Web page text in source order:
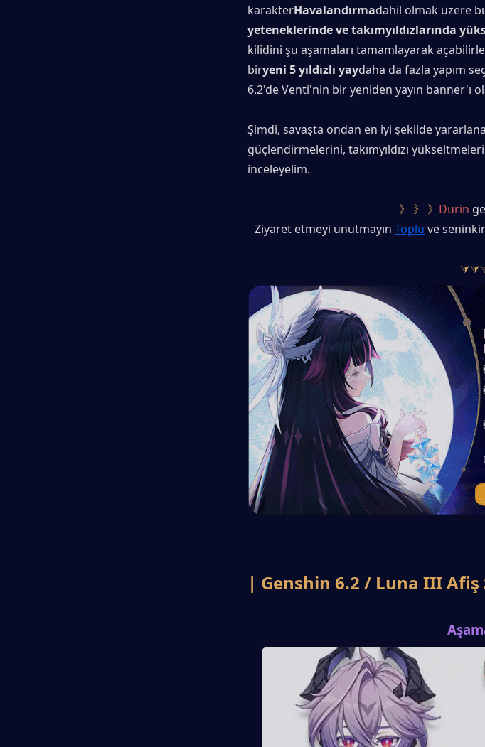
karakterHavalandırmadahil olmak üzere
yeteneklerinde ve takımyıldızlarında
kilidini şu aşamaları tamamlayarak
biryeni 5 yıldızlı yaydaha da fazla yapım
6.2'de Venti'nin bir yeniden yayın banner'ı
Şimdi, savaşta ondan en iyi şekilde
güçlendirmelerini, takımyıldızı
inceleyelim.
》 》 》 Durin
Ziyaret etmeyi unutmayın Toplu ve
| Genshin 6.2 / Luna III Afiş